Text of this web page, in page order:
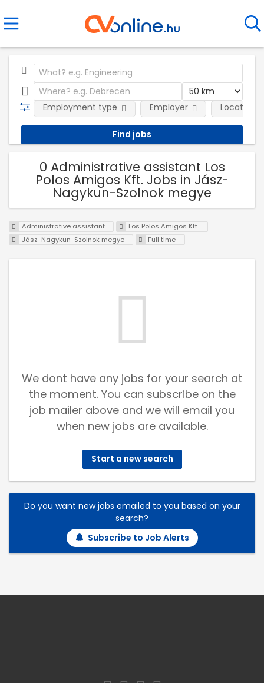
Employment type Employer Location
0 Administrative assistant Los
Polos Amigos Kft. Jobs in Jász-
Nagykun-Szolnok megye
Administrative assistant
Los Polos Amigos Kft.
Jász-Nagykun-Szolnok megye
Full time
We dont have any jobs for your search at
the moment. You can subscribe on the
job mailer above and we will email you
when new jobs are available.
Start a new search
Do you want new jobs emailed to you based on your
search?
Subscribe to Job Alerts